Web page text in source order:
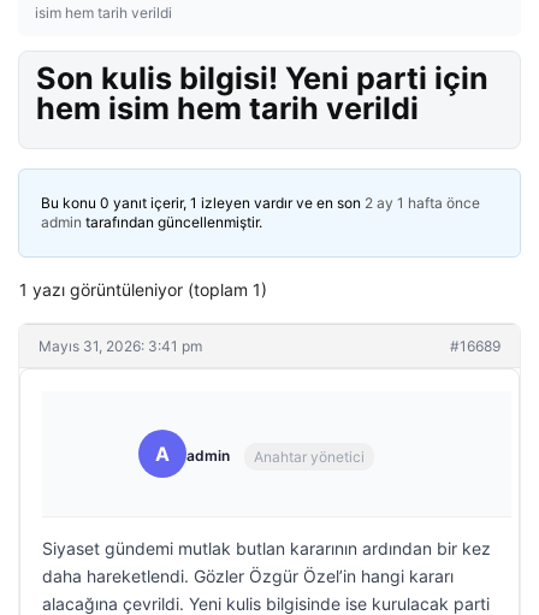
isim hem tarih verildi
Son kulis bilgisi! Yeni parti için
hem isim hem tarih verildi
Bu konu 0 yanıt içerir, 1 izleyen vardır ve en son 2 ay 1 hafta önce
admin tarafından güncellenmiştir.
1 yazı görüntüleniyor (toplam 1)
Mayıs 31, 2026: 3:41 pm #16689
A admin Anahtar yönetici
Siyaset gündemi mutlak butlan kararının ardından bir kez
daha hareketlendi. Gözler Özgür Özel’in hangi kararı
alacağına çevrildi. Yeni kulis bilgisinde ise kurulacak parti